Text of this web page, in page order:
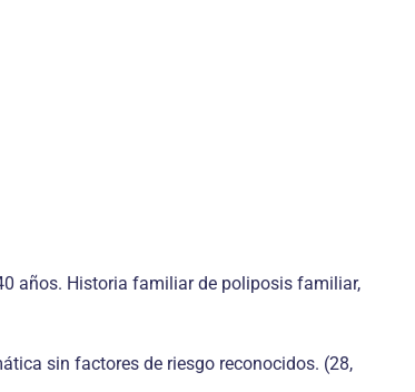
años. Historia familiar de poliposis familiar,
sin factores de riesgo reconocidos. (28,